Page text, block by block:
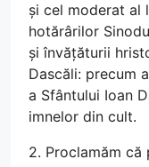
și cel moderat al
hotărârilor
și învățăturii
Dascăli: precum
a Sfântului Ioan
imnelor din cult.
2. Proclamăm